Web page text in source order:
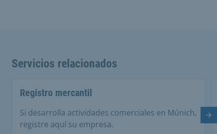
Servicios relacionados
Registro mercantil
Si desarrolla actividades comerciales en Múnich,
registre aquí su empresa.